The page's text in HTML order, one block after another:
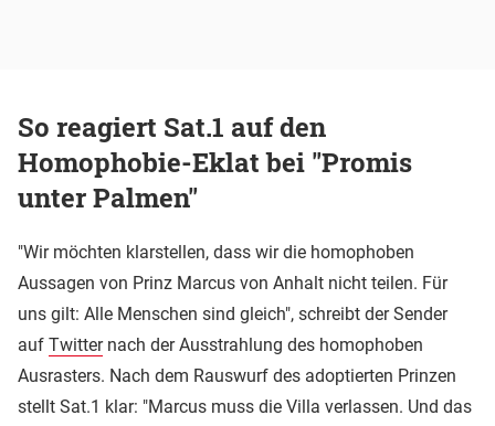
So reagiert Sat.1 auf den
Homophobie-Eklat bei "Promis
unter Palmen"
"Wir möchten klarstellen, dass wir die homophoben
Aussagen von Prinz Marcus von Anhalt nicht teilen. Für
uns gilt: Alle Menschen sind gleich", schreibt der Sender
auf Twitternach der Ausstrahlung des homophoben
Ausrasters. Nach dem Rauswurf des adoptierten Prinzen
stellt Sat.1 klar: "Marcus muss die Villa verlassen. Und das